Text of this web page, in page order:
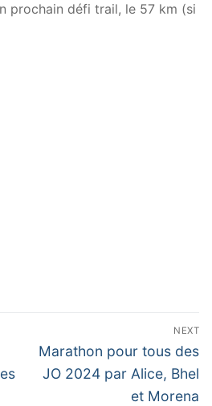
prochain défi trail, le 57 km (si
NEXT
Next
post:
Marathon pour tous des
JO 2024 par Alice, Bhel
et Morena